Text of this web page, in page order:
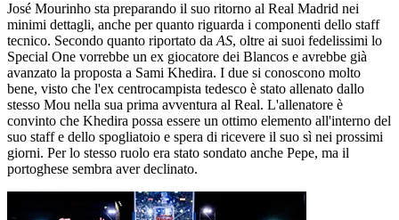
José Mourinho sta preparando il suo ritorno al Real Madrid nei
minimi dettagli, anche per quanto riguarda i componenti dello staff
tecnico. Secondo quanto riportato da AS, oltre ai suoi fedelissimi lo
Special One vorrebbe un ex giocatore dei Blancos e avrebbe già
avanzato la proposta a Sami Khedira. I due si conoscono molto
bene, visto che l'ex centrocampista tedesco è stato allenato dallo
stesso Mou nella sua prima avventura al Real. L'allenatore è
convinto che Khedira possa essere un ottimo elemento all'interno del
suo staff e dello spogliatoio e spera di ricevere il suo sì nei prossimi
giorni. Per lo stesso ruolo era stato sondato anche Pepe, ma il
portoghese sembra aver declinato.